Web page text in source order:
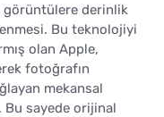
görüntülere derinlik
Bu teknolojiyi
olan Apple,
fotoğrafın
mekansal
Bu sayede orijinal